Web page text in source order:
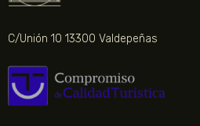
C/Unión 10 13300 Valdepeñas